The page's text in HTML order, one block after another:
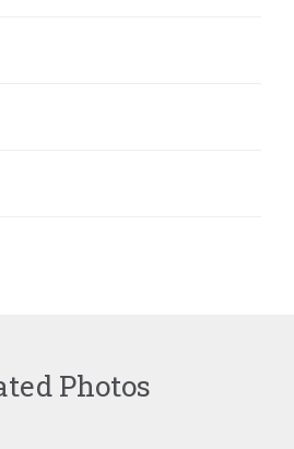
Photos